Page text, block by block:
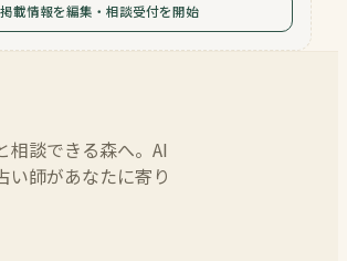
掲載情報を編集・相談受付を開始
相談できる森へ。AI
い師があなたに寄り